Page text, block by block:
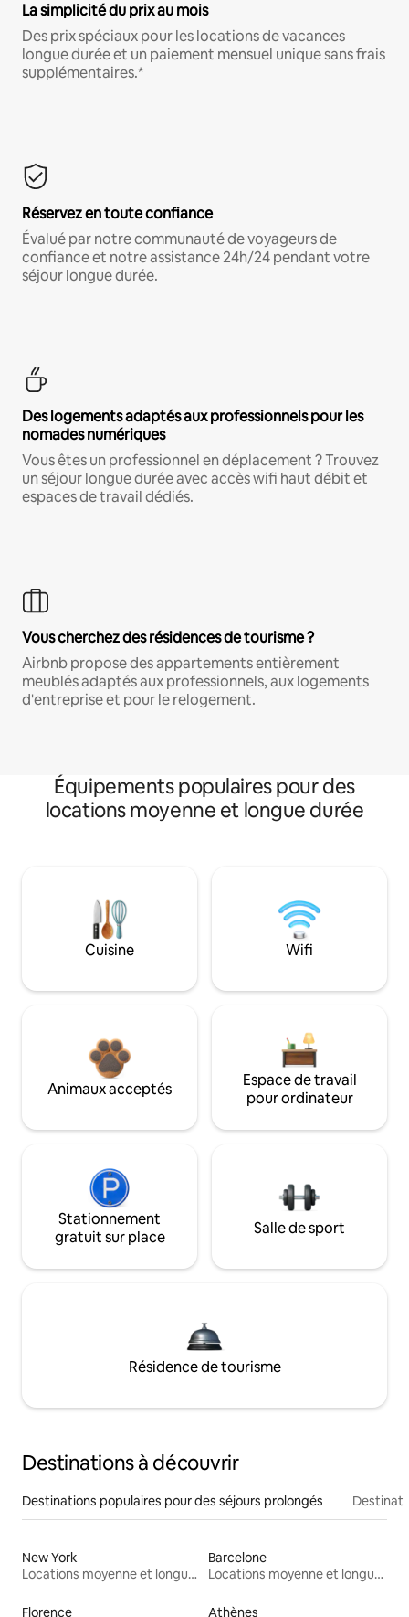
La simplicité du prix au mois
Des prix spéciaux pour les locations de vacances
longue durée et un paiement mensuel unique sans frais
supplémentaires.*
Réservez en toute confiance
Évalué par notre communauté de voyageurs de
confiance et notre assistance 24h/24 pendant votre
séjour longue durée.
Des logements adaptés aux professionnels pour les
nomades numériques
Vous êtes un professionnel en déplacement ? Trouvez
un séjour longue durée avec accès wifi haut débit et
espaces de travail dédiés.
Vous cherchez des résidences de tourisme ?
Airbnb propose des appartements entièrement
meublés adaptés aux professionnels, aux logements
d'entreprise et pour le relogement.
Équipements populaires pour des
locations moyenne et longue durée
Cuisine Wifi
Animaux acceptés
Espace de travail
pour ordinateur
Stationnement
gratuit sur place
Salle de sport
Résidence de tourisme
Destinations à découvrir
Destinations populaires pour des séjours prolongés
New York
Locations moyenne et longue durée
Barcelone
Locations moyenne et longue durée
Florence Athènes